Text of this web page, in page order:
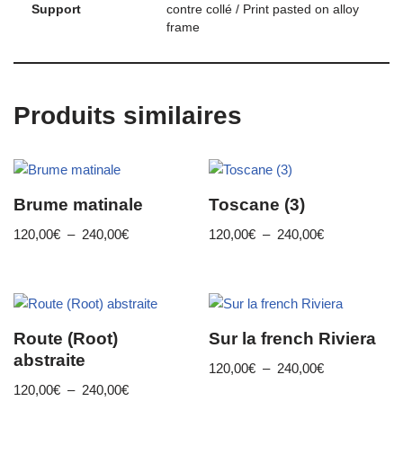
Support
contre collé / Print pasted on alloy
frame
Produits similaires
Brume matinale
120,00€ – 240,00€
Toscane (3)
120,00€ – 240,00€
Route (Root)
abstraite
120,00€ – 240,00€
Sur la french Riviera
120,00€ – 240,00€